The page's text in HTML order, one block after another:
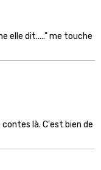
elle dit....." me touche
contes là. C'est bien de